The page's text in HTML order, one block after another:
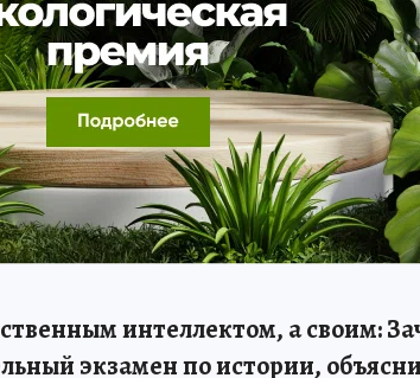
интеллектом, а своим:
экзамен по истории,